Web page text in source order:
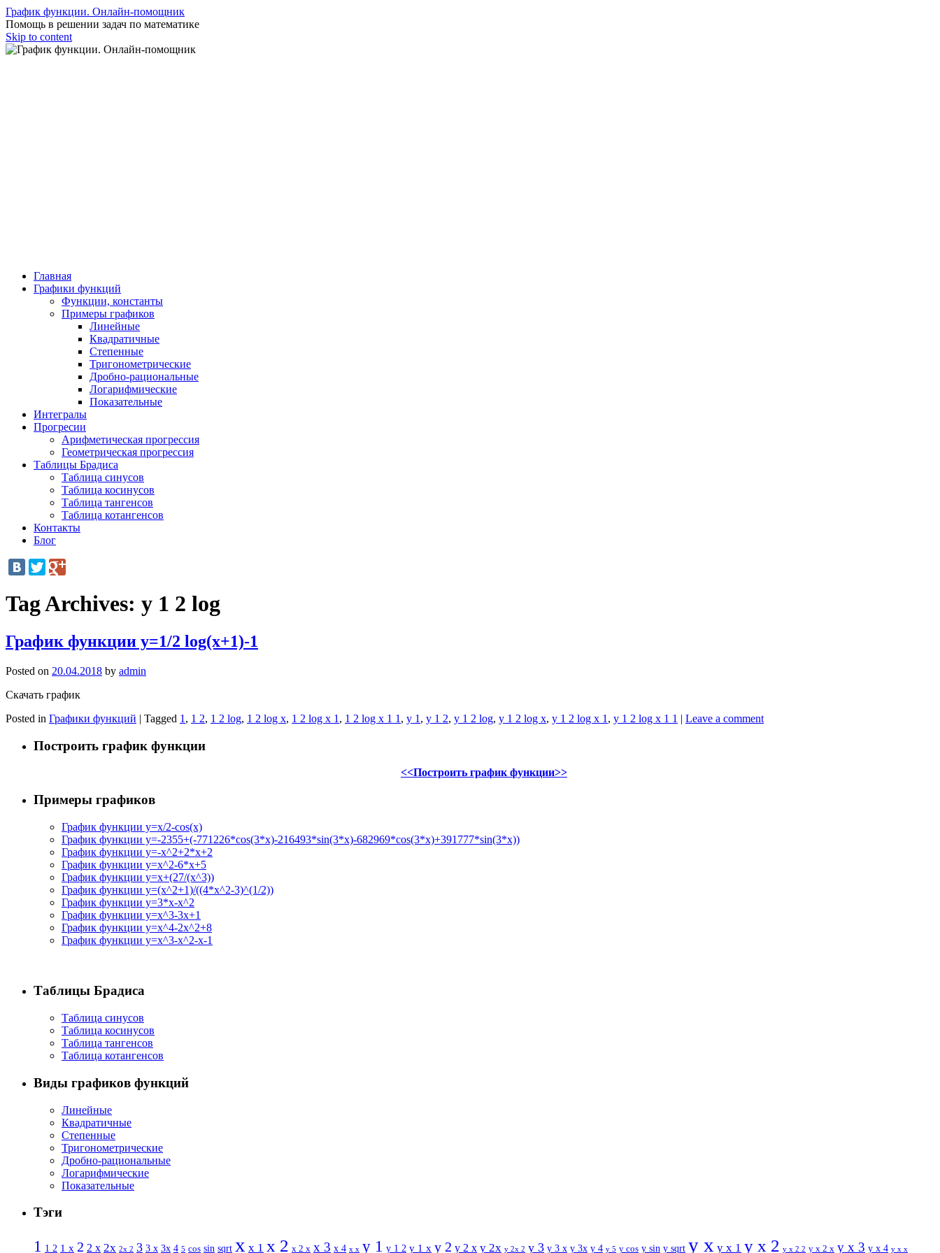
График функции. Онлайн-помощник
Помощь в решении задач по математике
Skip to content
Главная
Графики функций
Функции, константы
Примеры графиков
Линейные
Квадратичные
Степенные
Тригонометрические
Дробно-рациональные
Логарифмические
Показательные
Интегралы
Прогресии
Арифметическая прогрессия
Геометрическая прогрессия
Таблицы Брадиса
Таблица синусов
Таблица косинусов
Таблица тангенсов
Таблица котангенсов
Контакты
Блог
Tag Archives: y 1 2 log
График функции y=1/2 log(x+1)-1
Posted on 20.04.2018 by admin
Скачать график
Posted in Графики функций | Tagged 1 , 1 2, 1 2 log, 1 2 log x, 1 2 log x 1 , 1 2 log x 1 1 , y 1 , y 1 2, y 1 2 log, y 1 2 log x, y 1 2 log x 1 , y 1 2 log x 1 1 | Leave a comment
Построить график функции
<<Построить график функции>>
Примеры графиков
График функции y=x/2-cos(x)
График функции y=-2355+(-771226*cos(3*x)-216493*sin(3*x)-682969*cos(3*x)+391777*sin(3*x))
График функции y=-x^2+2*x+2
График функции y=x^2-6*x+5
График функции y=x+(27/(x^3))
График функции y=(x^2+1)/((4*x^2-3)^(1/2))
График функции y=3*x-x^2
График функции y=x^3-3x+1
График функции y=x^4-2x^2+8
График функции y=x^3-x^2-x-1
Таблицы Брадиса
Таблица синусов
Таблица косинусов
Таблица тангенсов
Таблица котангенсов
Виды графиков функций
Линейные
Квадратичные
Степенные
Тригонометрические
Дробно-рациональные
Логарифмические
Показательные
Тэги
1 1 2 1 x 2 2 x 2x 2x 2 3 3 x 3x 4 5 cos sin sqrt x x 1 x 2 x 2 x x 3 x 4 x x y 1 y 1 2 y 1 x y 2 y 2 x y 2x y 2x 2 y 3 y 3 x y 3x y 4 y 5 y cos y sin y sqrt y x y x 1 y x 2 y x 2 2 y x 2 x y x 3 y x 4 y x x